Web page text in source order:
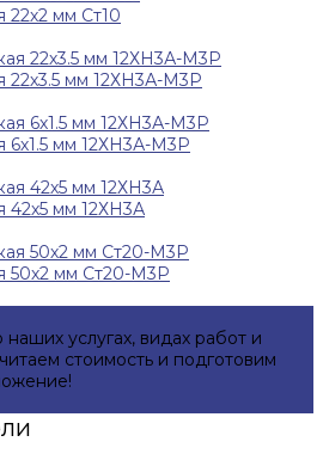
22х2 мм Ст10
22х3.5 мм 12ХН3А-М3Р
6х1.5 мм 12ХН3А-М3Р
42х5 мм 12ХН3А
50х2 мм Ст20-М3Р
услугах, видах работ и
стоимость и подготовим